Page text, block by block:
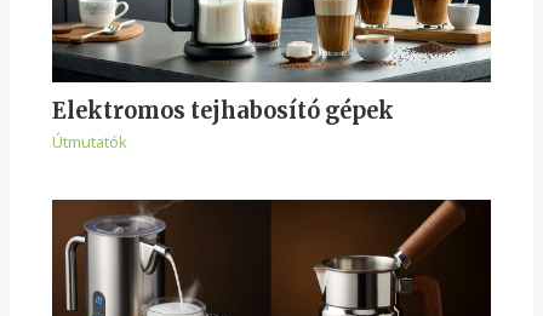
Elektromos tejhabosító gépek
Útmutatók